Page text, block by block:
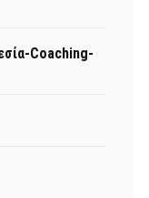
Coaching-